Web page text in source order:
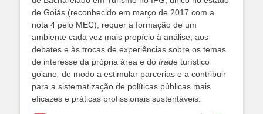
de Goiás (reconhecido em março de 2017 com a
nota 4 pelo MEC), requer a formação de um
ambiente cada vez mais propício à análise, aos
debates e às trocas de experiências sobre os temas
de interesse da própria área e do trade turístico
goiano de modo a estimular parcerias e a contribuir
para a sistematização de políticas públicas mais
eficazes e práticas profissionais sustentáveis.